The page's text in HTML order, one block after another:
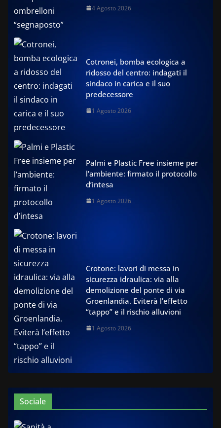
4 Agosto 2026
Cotronei, bomba ecologica a
ridosso del centro: indagati il
sindaco in carica e il suo
predecessore
1 Agosto 2026
Palmi e Plastic Free insieme per
l’ambiente: firmato il protocollo
d’intesa
1 Agosto 2026
Crotone: lavori di messa in
sicurezza idraulica: via alla
demolizione del ponte di via
Groenlandia. Eviterà l’effetto
“tappo” e il rischio alluvioni
1 Agosto 2026
Sociale